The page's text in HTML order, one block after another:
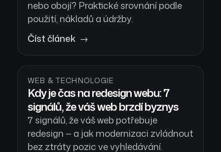
nebo obojí? Praktické srovnání podle
použití, nákladů a údržby.
Číst článek →
WEB & TECHNOLOGIE
Kdy je čas na redesign webu: 7
signálů, že váš web brzdí byznys
7 signálů, že váš web potřebuje
redesign — a jak modernizaci zvládnout
bez ztráty pozic ve vyhledávání.